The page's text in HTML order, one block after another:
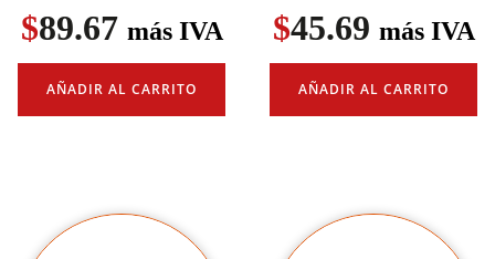
$89.67 más IVA
AÑADIR AL CARRITO
$45.69 más IVA
AÑADIR AL CARRITO